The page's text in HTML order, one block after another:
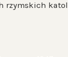
rzymskich
45].